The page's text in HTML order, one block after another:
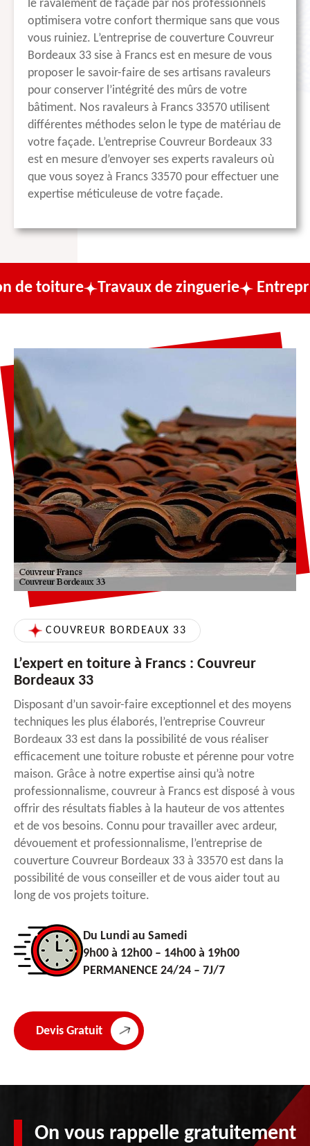
le ravalement de façade par nos professionnels
optimisera votre confort thermique sans que vous
vous ruiniez. L’entreprise de couverture Couvreur
Bordeaux 33 sise à Francs est en mesure de vous
proposer le savoir-faire de ses artisans ravaleurs
pour conserver l’intégrité des mûrs de votre
bâtiment. Nos ravaleurs à Francs 33570 utilisent
différentes méthodes selon le type de matériau de
votre façade. L’entreprise Couvreur Bordeaux 33
est en mesure d’envoyer ses experts ravaleurs où
que vous soyez à Francs 33570 pour effectuer une
expertise méticuleuse de votre façade.
Travaux de zinguerie Entreprise de
COUVREUR BORDEAUX 33
L’expert en toiture à Francs : Couvreur
Bordeaux 33
Disposant d’un savoir-faire exceptionnel et des moyens
techniques les plus élaborés, l’entreprise Couvreur
Bordeaux 33 est dans la possibilité de vous réaliser
efficacement une toiture robuste et pérenne pour votre
maison. Grâce à notre expertise ainsi qu’à notre
professionnalisme, couvreur à Francs est disposé à vous
offrir des résultats fiables à la hauteur de vos attentes
et de vos besoins. Connu pour travailler avec ardeur,
dévouement et professionnalisme, l’entreprise de
couverture Couvreur Bordeaux 33 à 33570 est dans la
possibilité de vous conseiller et de vous aider tout au
long de vos projets toiture.
Du Lundi au Samedi
9h00 à 12h00 – 14h00 à 19h00
PERMANENCE 24/24 – 7J/7
Devis Gratuit
On vous rappelle gratuitement